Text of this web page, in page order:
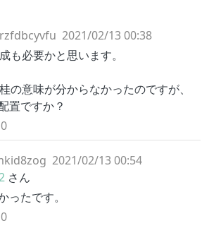
2021/02/13 00:38
も必要かと思います。
の意味が分からなかったのですが、
置ですか？
0
2021/02/13 00:54
さん
ったです。
0